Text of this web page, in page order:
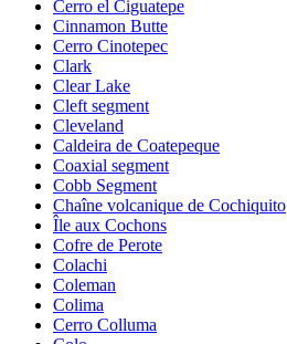
Cerro el Ciguatepe
Cinnamon Butte
Cerro Cinotepec
Clark
Clear Lake
Cleft segment
Cleveland
Caldeira de Coatepeque
Coaxial segment
Cobb Segment
Chaîne volcanique de Cochiquito
Île aux Cochons
Cofre de Perote
Colachi
Coleman
Colima
Cerro Colluma